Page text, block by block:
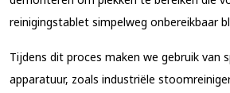
reinigingstablet simpelweg onbereikbaar
Tijdens dit proces maken we gebruik van
apparatuur, zoals industriële